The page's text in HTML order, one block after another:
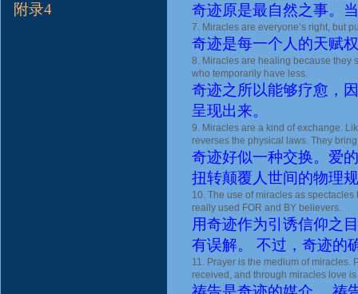
附录4
奇迹原是最自然之事。
7. Miracles are everyone’s right, but
奇迹是每一个人的天赋
8. Miracles are healing because they
who temporarily have less.
奇迹之所以能够疗愈，
呈现出来。
9. Miracles are a kind of exchange.
reverses the physical laws. They
奇迹好似一种交换。爱
扭转颠覆人世间的物理
10. The use of miracles as
really used FOR and BY believers.
用奇迹作为引诱信仰之
有误解。 不过，奇迹的
11. Prayer is the medium of miracles.
received, and through miracles love